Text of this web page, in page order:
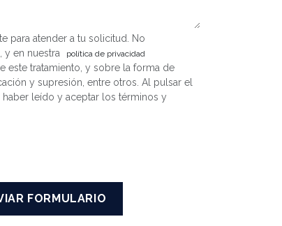
para atender a tu solicitud. No
en nuestra
política de privacidad
este tratamiento, y sobre la forma de
y supresión, entre otros. Al pulsar el
haber leído y aceptar los términos y
FORMULARIO